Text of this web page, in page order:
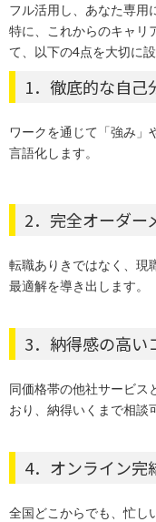
フル活用し、あなた専用
特に、これからのキャリ
て、以下の4点を大切に設
1．徹底的な自己
ワークを通じて「強み」
言語化します。
2．完全オーダー
転職ありきではなく、現
最適解を導き出します。
3．納得感の高い
同価格帯の他社サービス
おり、納得いくまで相談
4．オンライン完
全国どこからでも、忙し